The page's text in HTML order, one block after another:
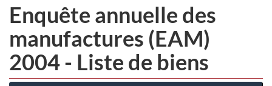
Enquête annuelle des
manufactures (EAM)
2004 - Liste de biens